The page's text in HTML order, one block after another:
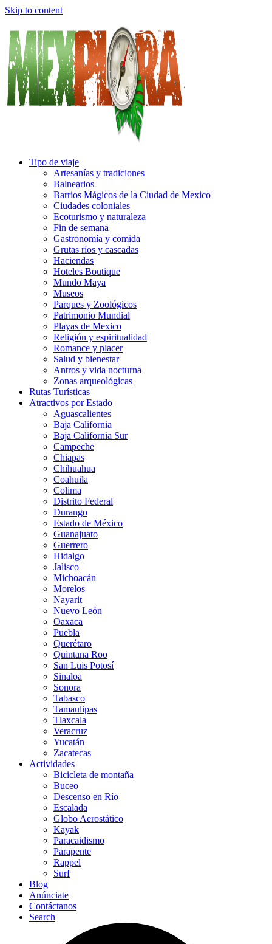
Skip to content
Tipo de viaje
Artesanías y tradiciones
Balnearios
Barrios Mágicos de la Ciudad de Mexico
Ciudades coloniales
Ecoturismo y naturaleza
Fin de semana
Gastronomía y comida
Grutas ríos y cascadas
Haciendas
Hoteles Boutique
Mundo Maya
Museos
Parques y Zoológicos
Patrimonio Mundial
Playas de Mexico
Religión y espiritualidad
Romance y placer
Salud y bienestar
Antros y vida nocturna
Zonas arqueológicas
Rutas Turísticas
Atractivos por Estado
Aguascalientes
Baja California
Baja California Sur
Campeche
Chiapas
Chihuahua
Coahuila
Colima
Distrito Federal
Durango
Estado de México
Guanajuato
Guerrero
Hidalgo
Jalisco
Michoacán
Morelos
Nayarit
Nuevo León
Oaxaca
Puebla
Querétaro
Quintana Roo
San Luis Potosí
Sinaloa
Sonora
Tabasco
Tamaulipas
Tlaxcala
Veracruz
Yucatán
Zacatecas
Actividades
Bicicleta de montaña
Buceo
Descenso en Río
Escalada
Globo Aerostático
Kayak
Paracaidismo
Parapente
Rappel
Surf
Blog
Anúnciate
Contáctanos
Search